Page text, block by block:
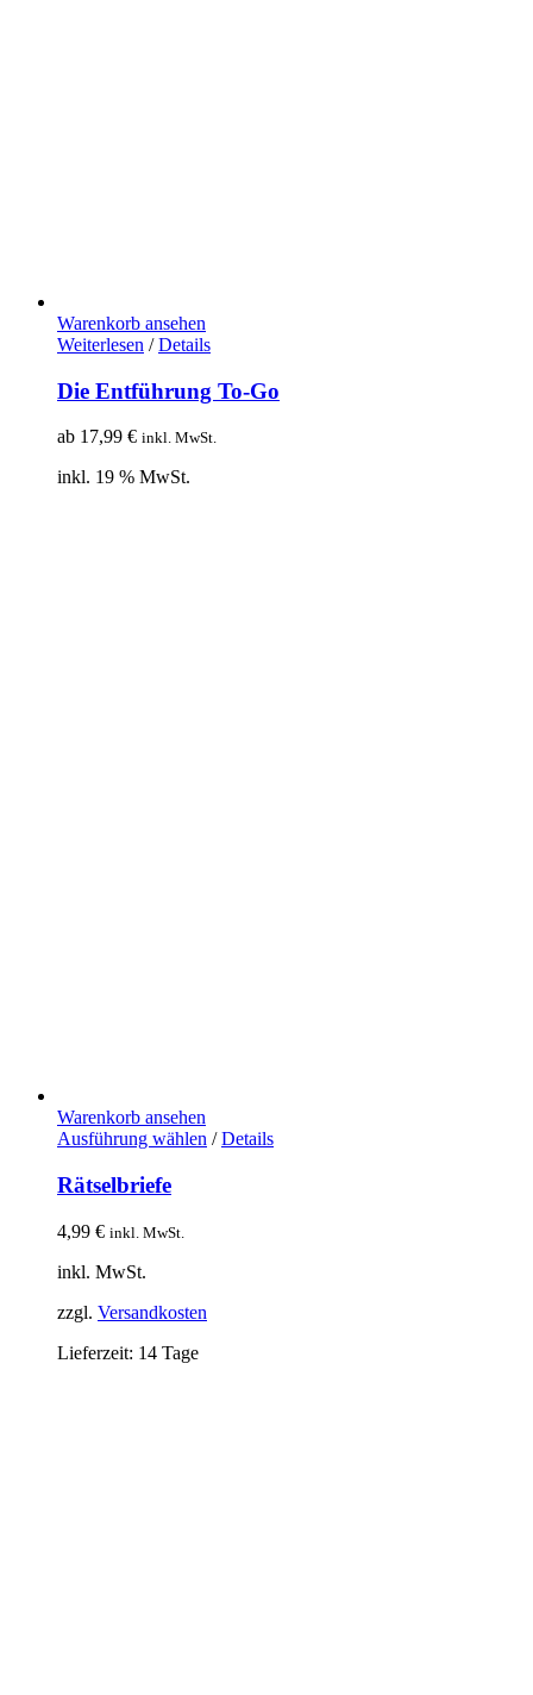
Warenkorb ansehen
Weiterlesen / Details
Die Entführung To-Go
ab 17,99 € inkl. MwSt.
inkl. 19 % MwSt.
Warenkorb ansehen
Ausführung wählen Dieses
/ Details
Rätselbriefe
4,99 € inkl. MwSt.
inkl. MwSt.
zzgl. Versandkosten
Lieferzeit: 14 Tage